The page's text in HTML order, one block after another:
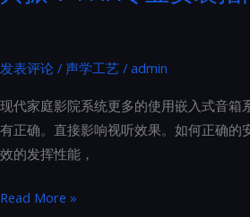
座
的
全
面
级
院
修
的
要
主
发表评论 / 声学工艺 / admin
现代家庭影院系统更多的使用嵌入式音箱
有正确。直接影响视听效果。如何正确的
效的发挥性能，
如
Read More »